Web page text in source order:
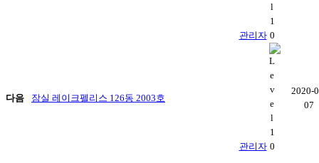
관리자
다음 잠실 레이크펠리스 126동 2003호
관리자
2020-
07